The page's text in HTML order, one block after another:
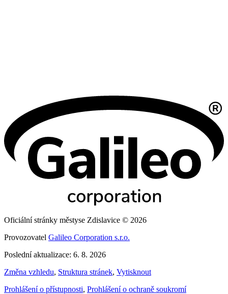
Oficiální stránky městyse Zdislavice © 2026
Provozovatel Galileo Corporation s.r.o.
Poslední aktualizace: 6. 8. 2026
Změna vzhledu, Struktura stránek, Vytisknout
Prohlášení o přístupnosti, Prohlášení o ochraně soukromí